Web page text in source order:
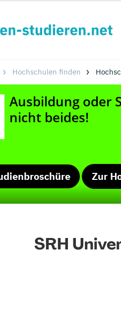
Hochschulen finden
Zur
SRH